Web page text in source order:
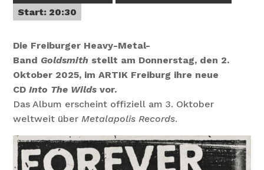
Start: 20:30
Die Freiburger Heavy-Metal-
Band Goldsmith stellt am Donnerstag, den 2.
Oktober 2025, im ARTIK Freiburg ihre neue
CDInto The Wilds vor.
Das Album erscheint offiziell am 3. Oktober
weltweit überMetalapolis Records.